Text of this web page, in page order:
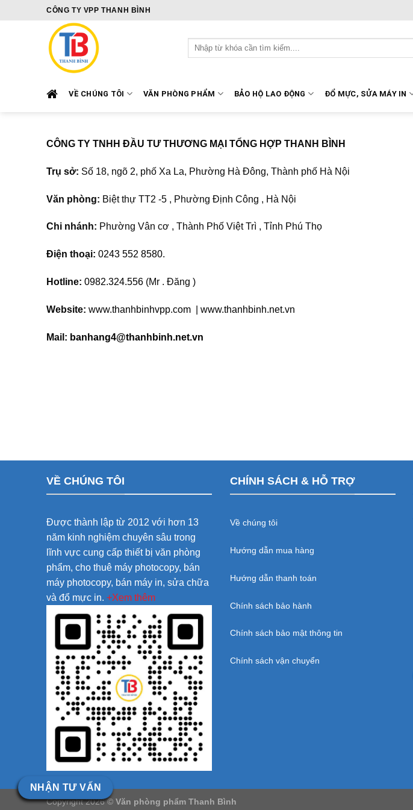
CÔNG TY VPP THANH BÌNH
Tìm
kiếm:
VỀ CHÚNG TÔI VĂN PHÒNG PHẨM BẢO HỘ LAO ĐỘNG ĐỔ MỰC, SỬA MÁY IN
CÔNG TY TNHH ĐẦU TƯ THƯƠNG MẠI TỔNG HỢP THANH BÌNH
Trụ sở: Số 18, ngõ 2, phố Xa La, Phường Hà Đông, Thành phố Hà Nội
Văn phòng: Biệt thự TT2 -5 , Phường Định Công , Hà Nội
Chi nhánh: Phường Vân cơ , Thành Phố Việt Trì , Tỉnh Phú Thọ
Điện thoại: 0243 552 8580.
Hotline: 0982.324.556 (Mr . Đăng )
Website: www.thanhbinhvpp.com www.thanhbinh.net.vn
Mail: banhang4@thanhbinh.net.vn
VỀ CHÚNG TÔI
Được thành lập từ 2012 với hơn 13
năm kinh nghiệm chuyên sâu trong
lĩnh vực cung cấp thiết bị văn phòng
phẩm, cho thuê máy photocopy, bán
máy photocopy, bán máy in, sửa chữa
và đổ mực in. +Xem thêm
CHÍNH SÁCH & HỖ TRỢ
Về chúng tôi
Hướng dẫn mua hàng
Hướng dẫn thanh toán
Chính sách bảo hành
Chính sách bảo mật thông tin
Chính sách vận chuyển
Copyright 2026 © Văn phòng phẩm Thanh Bình
NHẬN TƯ VẤN